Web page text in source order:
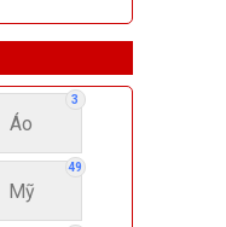
3
Áo
49
Mỹ